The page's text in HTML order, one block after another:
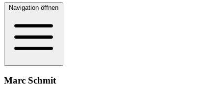
Navigation öffnen
Marc Schmit